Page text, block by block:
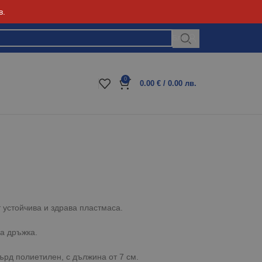
Блог
0
0.00 € / 0.00 лв.
и здрава пластмаса.
дръжка.
полиетилен, с дължина от 7 см.